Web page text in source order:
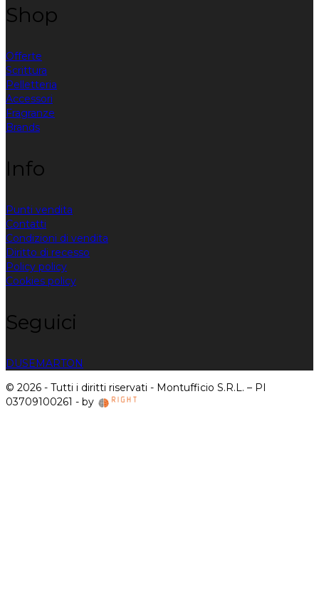
Shop
Offerte
Scrittura
Pelletteria
Accessori
Fragranze
Brands
Info
Punti vendita
Contatti
Condizioni di vendita
Diritto di recesso
Policy policy
Cookies policy
Seguici
DUSEMARTON
© 2026 - Tutti i diritti riservati - Montufficio S.R.L. – PI
03709100261 - by